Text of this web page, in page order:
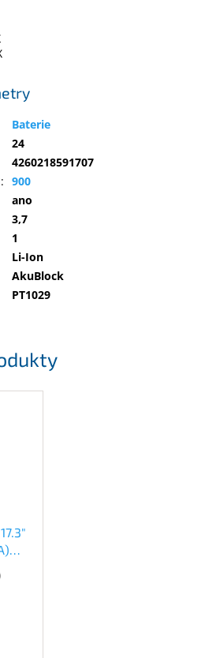
Baterie
24
4260218591707
: 900
ano
3,7
1
Li-Ion
AkuBlock
PT1029